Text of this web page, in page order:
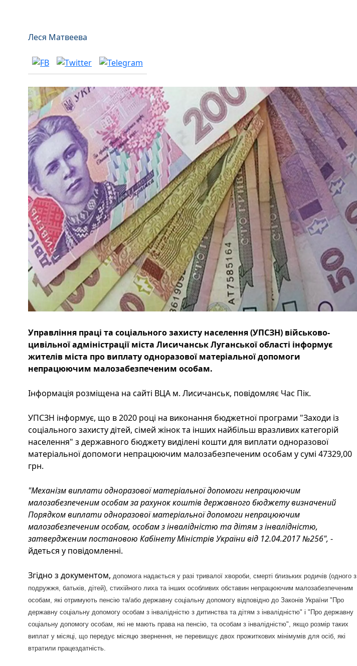
Леся Матвеева
Управління праці та соціального захисту населення (УПСЗН) військово-
цивільної адміністрації міста Лисичанськ Луганської області інформує
жителів міста про виплату одноразової матеріальної допомоги
непрацюючим малозабезпеченим особам.
Інформація розміщена на сайті ВЦА м. Лисичанськ, повідомляє Час Пік.
УПСЗН інформує, що в 2020 році на виконання бюджетної програми "Заходи із
соціального захисту дітей, сімей жінок та інших найбільш вразливих категорій
населення" з державного бюджету виділені кошти для виплати одноразової
матеріальної допомоги непрацюючим малозабезпеченим особам у сумі 47329,00
грн.
"Механізм виплати одноразової матеріальної допомоги непрацюючим
малозабезпеченим особам за рахунок коштів державного бюджету визначений
Порядком виплати одноразової матеріальної допомоги непрацюючим
малозабезпеченим особам, особам з інвалідністю та дітям з інвалідністю,
затвердженим постановою Кабінету Міністрів України від 12.04.2017 №256", -
йдеться у повідомленні.
Згідно з документом, допомога надається у разі тривалої хвороби, смерті близьких родичів (одного з
подружжя, батьків, дітей), стихійного лиха та інших особливих обставин непрацюючим малозабезпеченим
особам, які отримують пенсію та/або державну соціальну допомогу відповідно до Законів України "Про
державну соціальну допомогу особам з інвалідністю з дитинства та дітям з інвалідністю" і "Про державну
соціальну допомогу особам, які не мають права на пенсію, та особам з інвалідністю", якщо розмір таких
виплат у місяці, що передує місяцю звернення, не перевищує двох прожиткових мінімумів для осіб, які
втратили працездатність.